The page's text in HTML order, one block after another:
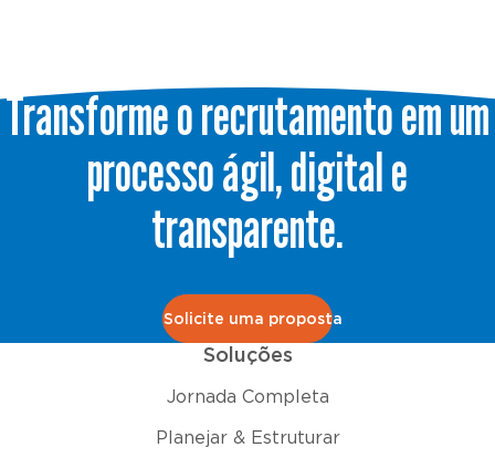
Transforme o recrutamento em um
processo ágil, digital e
transparente.
Solicite uma proposta
Soluções
Jornada Completa
Planejar & Estruturar